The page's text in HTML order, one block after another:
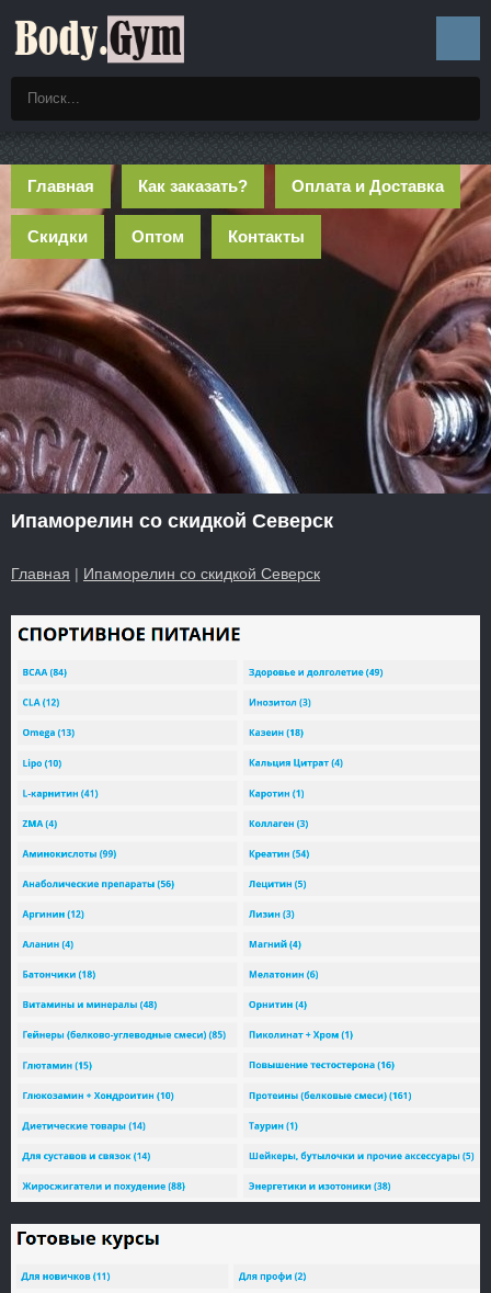
Главная Как заказать? Оплата и Доставка
Скидки Оптом Контакты
Ипаморелин со скидкой Северск
Главная | Ипаморелин со скидкой Северск